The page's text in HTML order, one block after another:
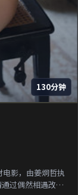
130分钟
电影，由姜炯哲执
过偶然相遇改写